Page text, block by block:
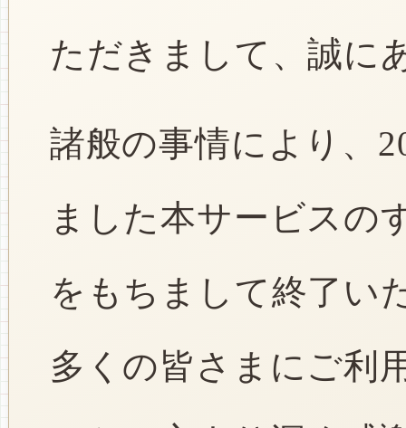
ただきまして、誠に
諸般の事情により、
ました本サービスの
をもちまして終了い
多くの皆さまにご利